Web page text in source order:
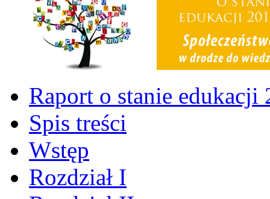
Raport o stanie edukacji
Spis treści
Wstęp
Rozdział I